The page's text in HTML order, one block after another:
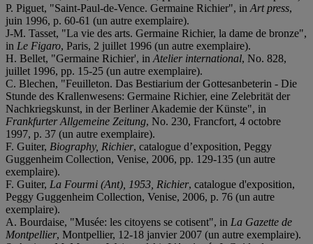
P. Piguet, "Saint-Paul-de-Vence. Germaine Richier", in Art press,
juin 1996, p. 60-61 (un autre exemplaire).
J-M. Tasset, "La vie des arts. Germaine Richier, la dame de bronze",
in Le Figaro, Paris, 2 juillet 1996 (un autre exemplaire).
H. Bellet, "Germaine Richier', in Atelier international, No. 828,
juillet 1996, pp. 15-25 (un autre exemplaire).
C. Blechen, "Feuilleton. Das Bestiarium der Gottesanbeterin - Die
Stunde des Krallenwesens: Germaine Richier, eine Zelebrität der
Nachkriegskunst, in der Berliner Akademie der Künste", in
Frankfurter Allgemeine Zeitung, No. 230, Francfort, 4 octobre
1997, p. 37 (un autre exemplaire).
F. Guiter, Biography, Richier, catalogue d’exposition, Peggy
Guggenheim Collection, Venise, 2006, pp. 129-135 (un autre
exemplaire).
F. Guiter, La Fourmi (Ant), 1953, Richier, catalogue d'exposition,
Peggy Guggenheim Collection, Venise, 2006, p. 76 (un autre
exemplaire).
A. Bourdaise, "Musée: les citoyens se cotisent", in La Gazette de
Montpellier, Montpellier, 12-18 janvier 2007 (un autre exemplaire).